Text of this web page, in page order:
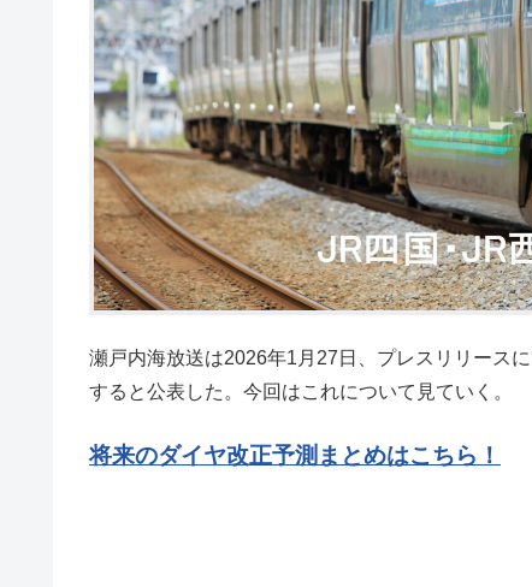
瀬戸内海放送は2026年1月27日、プレスリリース
すると公表した。今回はこれについて見ていく。
将来のダイヤ改正予測まとめはこちら！